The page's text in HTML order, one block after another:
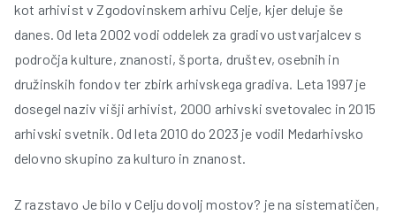
kot arhivist v Zgodovinskem arhivu Celje, kjer deluje še
danes. Od leta 2002 vodi oddelek za gradivo ustvarjalcev s
področja kulture, znanosti, športa, društev, osebnih in
družinskih fondov ter zbirk arhivskega gradiva. Leta 1997 je
dosegel naziv višji arhivist, 2000 arhivski svetovalec in 2015
arhivski svetnik. Od leta 2010 do 2023 je vodil Medarhivsko
delovno skupino za kulturo in znanost.
Z razstavo Je bilo v Celju dovolj mostov? je na sistematičen,